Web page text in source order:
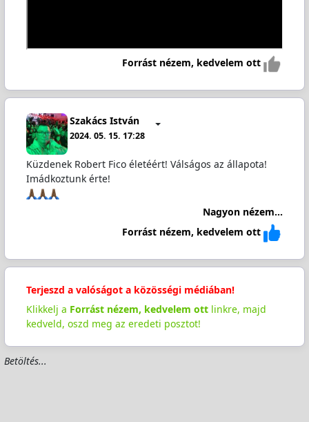
Forrást nézem, kedvelem ott
Szakács István
2024. 05. 15. 17:28
Küzdenek Robert Fico életéért! Válságos az állapota!
Imádkoztunk érte!
Nagyon nézem...
Forrást nézem, kedvelem ott
Terjeszd a valóságot a közösségi médiában!
Klikkelj a Forrást nézem, kedvelem ottlinkre, majd
kedveld, oszd meg az eredeti posztot!
Betöltés...